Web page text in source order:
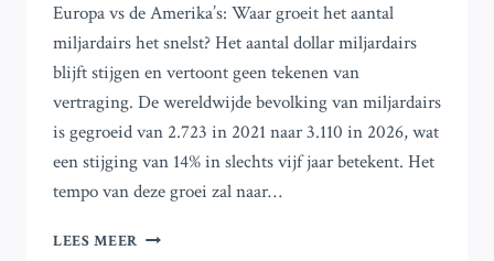
Europa vs de Amerika’s: Waar groeit het aantal
miljardairs het snelst? Het aantal dollar miljardairs
blijft stijgen en vertoont geen tekenen van
vertraging. De wereldwijde bevolking van miljardairs
is gegroeid van 2.723 in 2021 naar 3.110 in 2026, wat
een stijging van 14% in slechts vijf jaar betekent. Het
tempo van deze groei zal naar…
LEES MEER EUROPA